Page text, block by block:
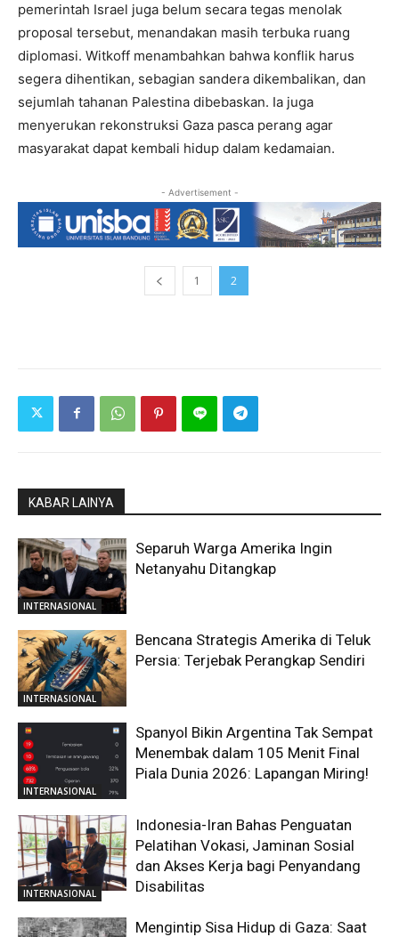
pemerintah Israel juga belum secara tegas menolak
proposal tersebut, menandakan masih terbuka ruang
diplomasi. Witkoff menambahkan bahwa konflik harus
segera dihentikan, sebagian sandera dikembalikan, dan
sejumlah tahanan Palestina dibebaskan. Ia juga
menyerukan rekonstruksi Gaza pasca perang agar
masyarakat dapat kembali hidup dalam kedamaian.
- Advertisement -
1 2
KABAR LAINYA
INTERNASIONAL
Separuh Warga Amerika Ingin
Netanyahu Ditangkap
INTERNASIONAL
Bencana Strategis Amerika di Teluk
Persia: Terjebak Perangkap Sendiri
INTERNASIONAL
Spanyol Bikin Argentina Tak Sempat
Menembak dalam 105 Menit Final
Piala Dunia 2026: Lapangan Miring!
INTERNASIONAL
Indonesia-Iran Bahas Penguatan
Pelatihan Vokasi, Jaminan Sosial
dan Akses Kerja bagi Penyandang
Disabilitas
Mengintip Sisa Hidup di Gaza: Saat